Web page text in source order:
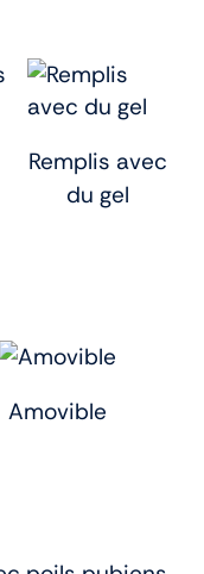
Remplis avec
du gel
Amovible